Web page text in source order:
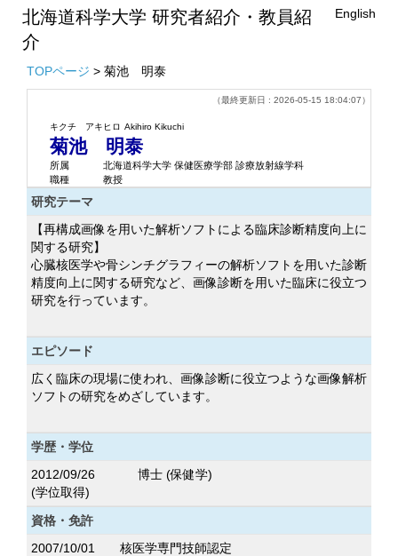
北海道科学大学 研究者紹介・教員紹
介
English
TOPページ > 菊池 明泰
（最終更新日 : 2026-05-15 18:04:07）
キクチ アキヒロ Akihiro Kikuchi
菊池 明泰
所属
北海道科学大学 保健医療学部 診療放射線学科
職種
教授
研究テーマ
【再構成画像を用いた解析ソフトによる臨床診断精度向上に
関する研究】
心臓核医学や骨シンチグラフィーの解析ソフトを用いた診断
精度向上に関する研究など、画像診断を用いた臨床に役立つ
研究を行っています。
エピソード
広く臨床の現場に使われ、画像診断に役立つような画像解析
ソフトの研究をめざしています。
学歴・学位
2012/09/26
(学位取得)
博士 (保健学)
資格・免許
2007/10/01
核医学専門技師認定